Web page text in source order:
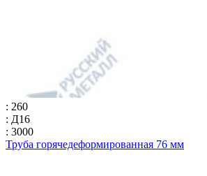
: 260
: Д16
: 3000
Труба горячедеформированная 76 мм